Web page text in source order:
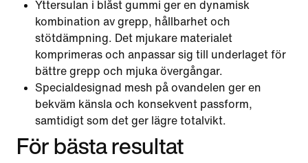
Yttersulan i blåst gummi ger en dynamisk
kombination av grepp, hållbarhet och
stötdämpning. Det mjukare materialet
komprimeras och anpassar sig till underlaget för
bättre grepp och mjuka övergångar.
Specialdesignad mesh på ovandelen ger en
bekväm känsla och konsekvent passform,
samtidigt som det ger lägre totalvikt.
För bästa resultat